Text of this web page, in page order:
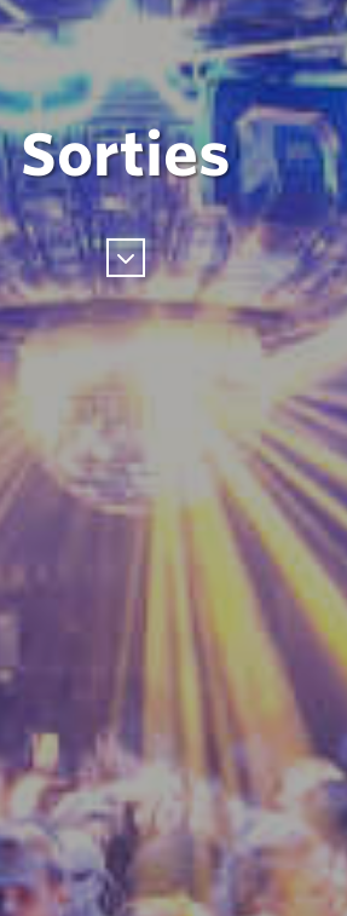
Sorties